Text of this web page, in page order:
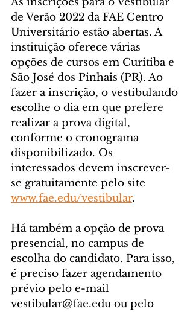
de Verão 2022 da FAE Centro
Universitário estão abertas. A
instituição oferece várias
opções de cursos em Curitiba e
São José dos Pinhais (PR). Ao
fazer a inscrição, o vestibulando
escolhe o dia em que prefere
realizar a prova digital,
conforme o cronograma
disponibilizado. Os
interessados devem inscrever-
se gratuitamente pelo site
www.fae.edu/vestibular.
Há também a opção de prova
presencial, no campus de
escolha do candidato. Para isso,
é preciso fazer agendamento
prévio pelo e-mail
vestibular@fae.edu ou pelo